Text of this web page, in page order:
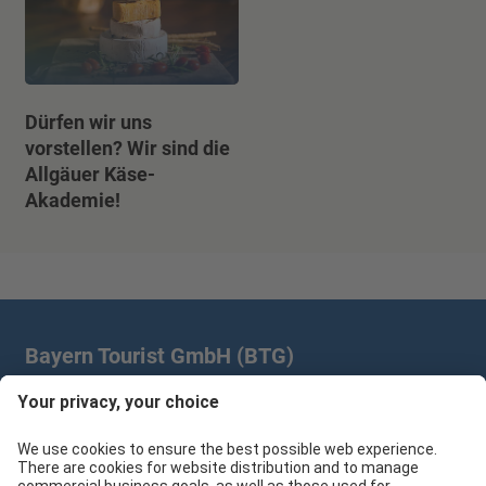
Dürfen wir uns
vorstellen? Wir sind die
Allgäuer Käse-
Akademie!
Bayern Tourist GmbH (BTG)
Prinz-Ludwig-Palais | Türkenstr. 7 | 80333 München
branchenpartner@btg-service.de